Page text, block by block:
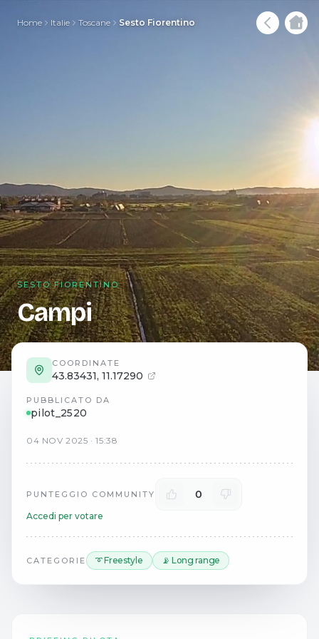
Home Italie Toscane Sesto Fiorentino
SESTO FIORENTINO
Campi
COORDINATE
43.83431, 11.17290
PUBBLICATO DA
pilot_2520
04 NOV 2025 ·15:38
PUNTEGGIO COMMUNITY 0
Accedi per votare
CATEGORIE ➰ Freestyle 📡 Long range